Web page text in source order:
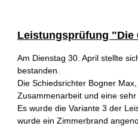
Leistungsprüfung "Die
Am Dienstag 30. April stellte
bestanden.
Die Schiedsrichter Bogner
Zusammenarbeit und eine sehr
Es wurde die Variante 3 der
wurde ein Zimmerbrand